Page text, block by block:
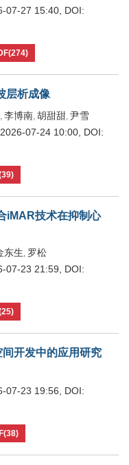
07-27 15:40 DOI:
(274)
层析成像
, 李博南, 胡甜甜, 尹雪
2026-07-24 10:00 DOI:
39)
iMAR技术在抑制心
东生, 罗松
07-23 21:59
DOI:
25)
开发中的应用研究
07-23 19:56
DOI:
(38)